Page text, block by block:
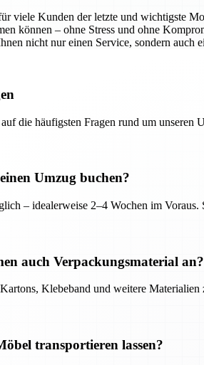
viele Kunden der letzte und wichtigste
können – ohne Stress und ohne
nicht nur einen Service, sondern auch
die häufigsten Fragen rund um unseren
Umzug buchen?
– idealerweise 2–4 Wochen im
auch Verpackungsmaterial an?
Klebeband und weitere
transportieren lassen?